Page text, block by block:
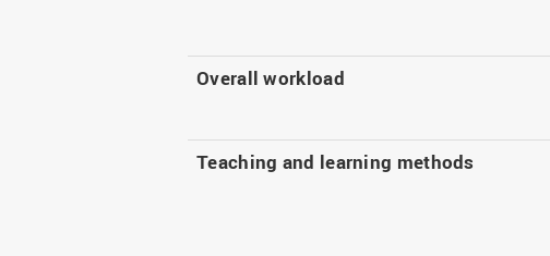
Overall workload
Teaching and learning methods